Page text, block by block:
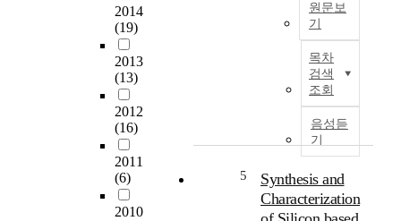
2014
(19)
2013
(13)
2012
(16)
2011
(6)
2010
분
회
공
원문보
기
목차
검색
조회
음성듣
기
h
5
Synthesis and
Characterization